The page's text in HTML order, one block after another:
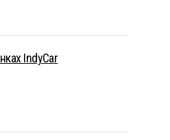
IndyCar